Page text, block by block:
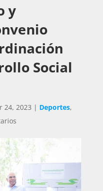
y
Social
24, 2023 | Deportes,